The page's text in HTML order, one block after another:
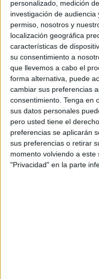
personalizado, medición
investigación de audiencia
permiso, nosotros y
localización geográfica
características de
su consentimiento a
que llevemos a cabo el
forma alternativa, puede
cambiar sus preferencias
consentimiento. Tenga en
sus datos personales
pero usted tiene el
preferencias se aplicarán
sus preferencias o retirar
momento volviendo a este
"Privacidad" en la parte
Por parte de la agencia, la cuenta será
Ramirez en el área de planificación
Sigfrid Mariné en el área de eventos.